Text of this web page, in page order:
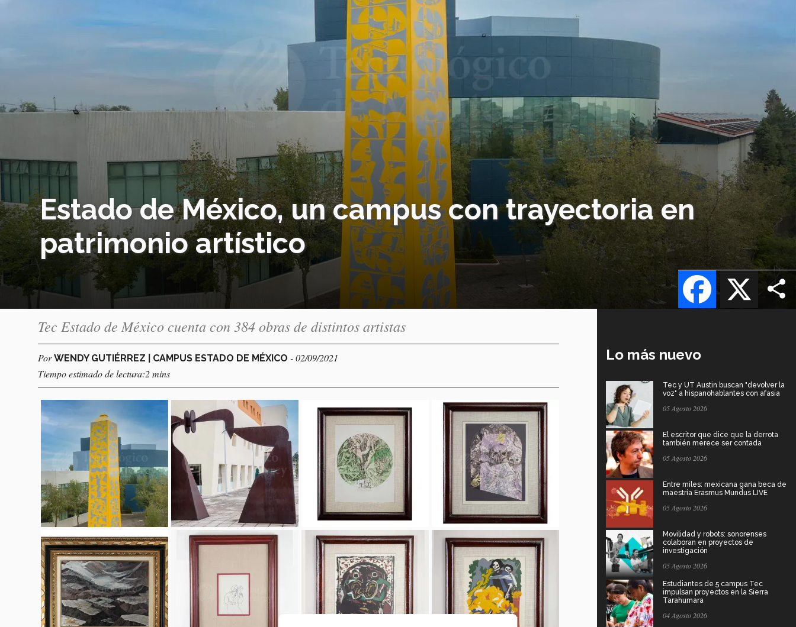
Estado de México, un campus con trayectoria en
patrimonio artístico
X
Facebook
Tec Estado de México cuenta con 384 obras de distintos artistas
PorWENDY GUTIÉRREZ | CAMPUS ESTADO DE MÉXICO - 02/09/2021
Tiempo estimado de lectura:2 mins
Lo más nuevo
Tec y UT Austin buscan "devolver la
voz" a hispanohablantes con afasia
05 Agosto 2026
El escritor que dice que la derrota
también merece ser contada
05 Agosto 2026
Entre miles: mexicana gana beca de
maestría Erasmus Mundus LIVE
05 Agosto 2026
Movilidad y robots: sonorenses
colaboran en proyectos de
investigación
05 Agosto 2026
Estudiantes de 5 campus Tec
impulsan proyectos en la Sierra
Tarahumara
04 Agosto 2026